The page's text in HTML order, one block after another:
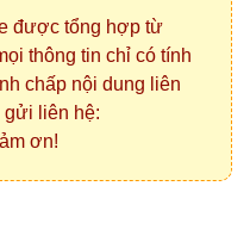
được tổng hợp từ
thông tin chỉ có tính
chấp nội dung liên
gửi liên hệ:
ơn!